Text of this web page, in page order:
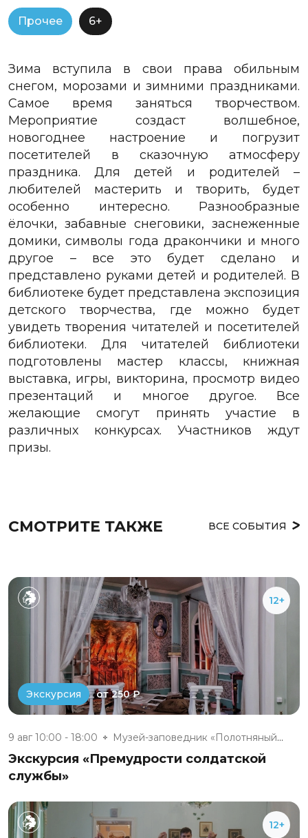
Прочее 6+
Зима вступила в свои права обильным
снегом, морозами и зимними праздниками.
Самое время заняться творчеством.
Мероприятие создаст волшебное,
новогоднее настроение и погрузит
посетителей в сказочную атмосферу
праздника. Для детей и родителей –
любителей мастерить и творить, будет
особенно интересно. Разнообразные
ёлочки, забавные снеговики, заснеженные
домики, символы года дракончики и много
другое – все это будет сделано и
представлено руками детей и родителей. В
библиотеке будет представлена экспозиция
детского творчества, где можно будет
увидеть творения читателей и посетителей
библиотеки. Для читателей библиотеки
подготовлены мастер классы, книжная
выставка, игры, викторина, просмотр видео
презентаций и многое другое. Все
желающие смогут принять участие в
различных конкурсах. Участников ждут
призы.
СМОТРИТЕ ТАКЖЕ ВСЕ СОБЫТИЯ
12+
Экскурсия от 250 ₽
9 авг 10:00 - 18:00 Музей-заповедник «Полотняный З...
Экскурсия «Премудрости солдатской
службы»
12+